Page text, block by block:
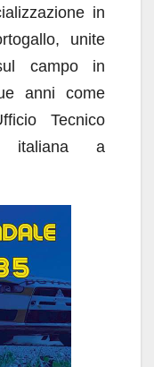
in
unite
campo in
anni come
Tecnico
italiana a